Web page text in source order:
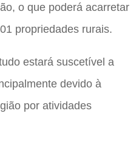
o que poderá acarretar
propriedades rurais.
estará suscetível a
devido à
por atividades